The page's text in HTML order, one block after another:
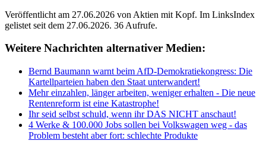
Veröffentlicht am 27.06.2026 von Aktien mit Kopf. Im LinksIndex
gelistet seit dem 27.06.2026. 36 Aufrufe.
Weitere Nachrichten alternativer Medien:
Bernd Baumann warnt beim AfD-Demokratiekongress: Die
Kartellparteien haben den Staat unterwandert!
Mehr einzahlen, länger arbeiten, weniger erhalten - Die neue
Rentenreform ist eine Katastrophe!
Ihr seid selbst schuld, wenn ihr DAS NICHT anschaut!
4 Werke & 100.000 Jobs sollen bei Volkswagen weg - das
Problem besteht aber fort: schlechte Produkte